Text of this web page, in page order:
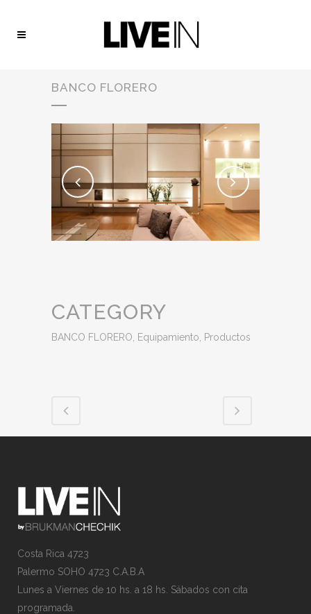
BANCO FLORERO
CATEGORY
BANCO FLORERO, Equipamiento, Productos
Costa Rica 4723
Palermo SOHO 4723 C.A.B.A
Lunes a Viernes de 10 hs. a 18 hs. Sábados con cita
programada.